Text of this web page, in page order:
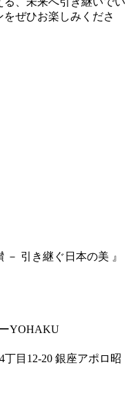
ぜひお楽しみくださ
引き継ぐ日本の美 』
YOHAKU
丁目12-20 銀座アポロ昭